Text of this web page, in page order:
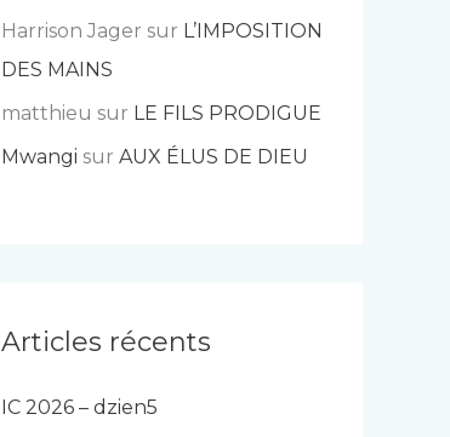
Harrison Jager sur L’IMPOSITION
DES MAINS
matthieu sur LE FILS PRODIGUE
Mwangi sur AUX ÉLUS DE DIEU
Articles récents
IC 2026 – dzien5